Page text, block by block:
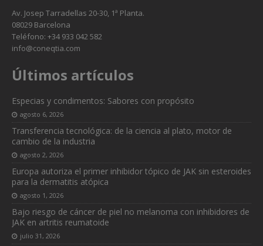
Av. Josep Tarradellas 20-30, 1ª Planta.
08029 Barcelona
Teléfono: +34 933 042 582
info@coneqtia.com
Últimos artículos
Especias y condimentos: Sabores con propósito
agosto 6, 2026
Transferencia tecnológica: de la ciencia al plato, motor de
cambio de la industria
agosto 2, 2026
Europa autoriza el primer inhibidor tópico de JAK sin esteroides
para la dermatitis atópica
agosto 1, 2026
Bajo riesgo de cáncer de piel no melanoma con inhibidores de
JAK en artritis reumatoide
julio 31, 2026